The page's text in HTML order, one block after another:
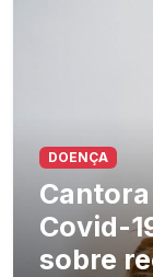
DOENÇA
Covid-
sobre